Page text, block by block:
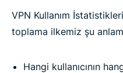
VPN Kullanım
toplama ilkemiz şu
Hangi kullanıcının